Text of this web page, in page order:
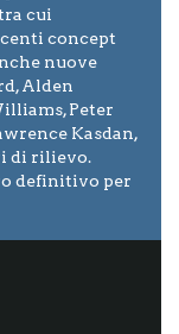
cui
concept
nuove
Alden
Peter
Kasdan,
di rilievo.
definitivo per